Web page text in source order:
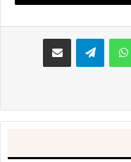
واتساب تيلقرام مشاركة عبر البريد